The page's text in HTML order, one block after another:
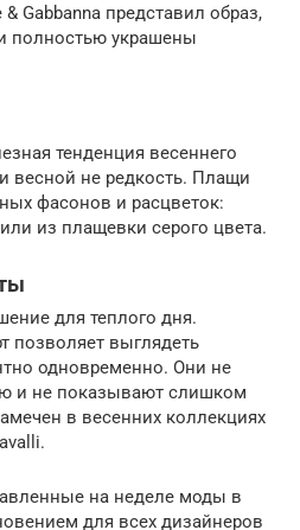
Gabbanna представил образ,
полностью украшены
тенденция весеннего
весной не редкость. Плащи
фасонов и расцветок:
из плащевки серого цвета.
для теплого дня.
позволяет выглядеть
одновременно. Они не
и не показывают слишком
в весенних коллекциях
на неделе моды в
для всех дизайнеров